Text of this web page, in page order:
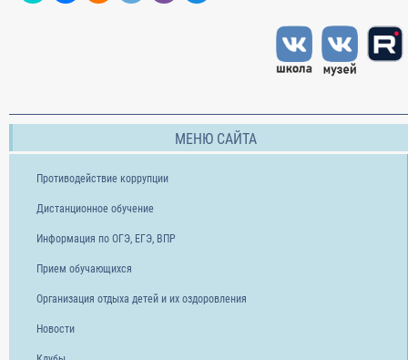
МЕНЮ САЙТА
Противодействие коррупции
Дистанционное обучение
Информация по ОГЭ, ЕГЭ, ВПР
Прием обучающихся
Организация отдыха детей и их оздоровления
Новости